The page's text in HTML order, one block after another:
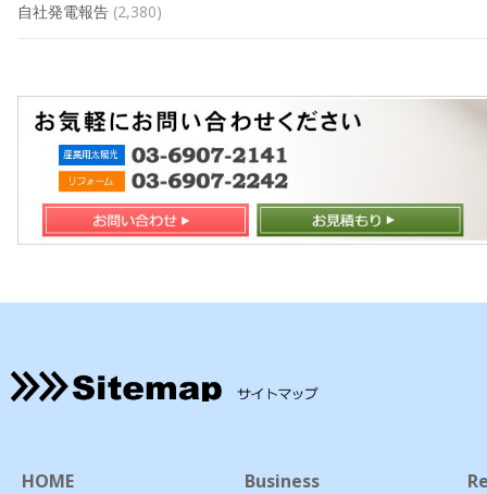
自社発電報告 (2,380)
HOME
Business